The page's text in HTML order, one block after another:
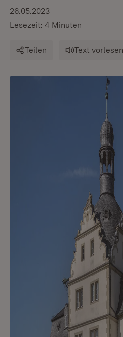
26.05.2023
Lesezeit: 4 Minuten
Teilen Text vorlesen